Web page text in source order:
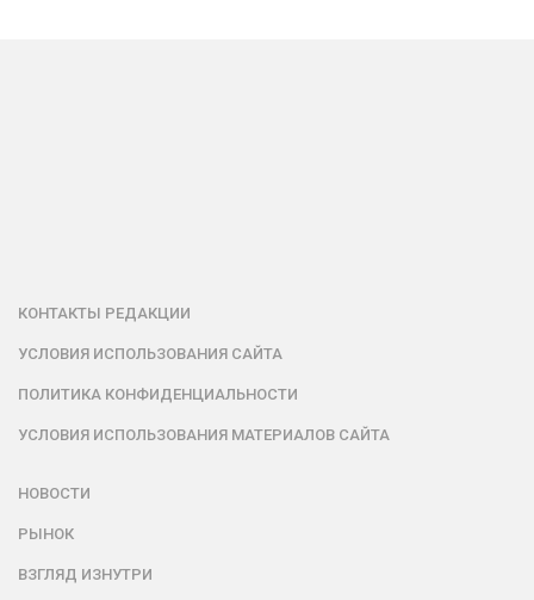
КОНТАКТЫ РЕДАКЦИИ
УСЛОВИЯ ИСПОЛЬЗОВАНИЯ САЙТА
ПОЛИТИКА КОНФИДЕНЦИАЛЬНОСТИ
УСЛОВИЯ ИСПОЛЬЗОВАНИЯ МАТЕРИАЛОВ САЙТА
НОВОСТИ
РЫНОК
ВЗГЛЯД ИЗНУТРИ